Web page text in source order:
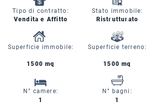
Tipo di contratto:
Vendita e Affitto
Stato immobile:
Ristrutturato
Superficie immobile: Superficie terreno:
1500 mq
N° camere:
1
1500 mq
N° bagni:
1